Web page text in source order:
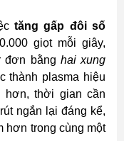
tăng gấp đôi số
giọt mỗi giây,
đơn bằng hai xung
thành plasma hiệu
hơn, thời gian cần
ngắn lại đáng kể,
hơn trong cùng một